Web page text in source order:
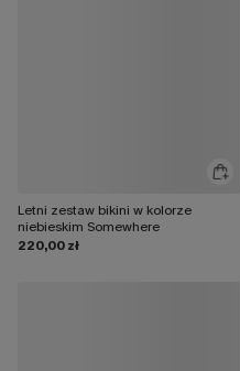
Letni zestaw bikini w kolorze
niebieskim Somewhere
220,00 zł